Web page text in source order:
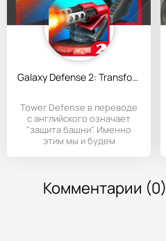
Galaxy Defense 2: Transformers
Tower Defense в переводе
с английского означает
"защита башни". Именно
этим мы и будем
Комментарии (0)